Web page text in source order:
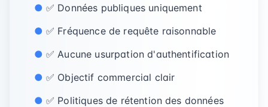
✅ Données publiques uniquement
✅ Fréquence de requête raisonnable
✅ Aucune usurpation d'authentification
✅ Objectif commercial clair
✅ Politiques de rétention des données